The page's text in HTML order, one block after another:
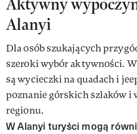
Alanyi
Dla osób szukających
szeroki wybór aktywności.
są wycieczki na quadach i
poznanie górskich szlaków i
regionu.
W Alanyi turyści mogą